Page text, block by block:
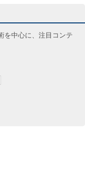
を中心に、注目コンテ